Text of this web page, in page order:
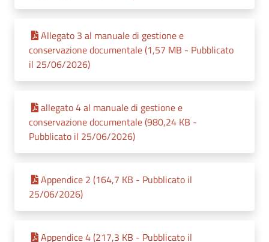
Allegato 3 al manuale di gestione e
conservazione documentale (1,57 MB - Pubblicato
il 25/06/2026)
allegato 4 al manuale di gestione e
conservazione documentale (980,24 KB -
Pubblicato il 25/06/2026)
Appendice 2 (164,7 KB - Pubblicato il
25/06/2026)
Appendice 4 (217,3 KB - Pubblicato il